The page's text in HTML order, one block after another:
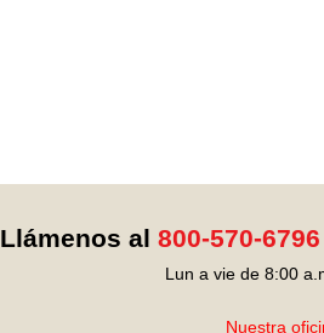
Llámenos al 800-570-6796
Lun a vie de 8:00
Nuestra